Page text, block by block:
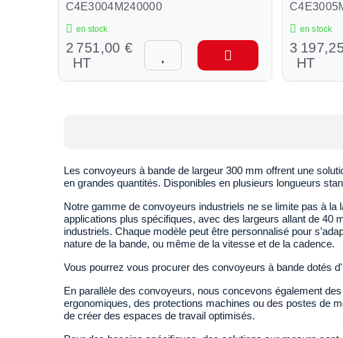
C4E3004M240000
en stock
2 751,00 €
HT
en stock
3
HT
Les convoyeurs à bande de largeur 300 mm offrent une
en grandes quantités. Disponibles en plusieurs longueurs
Notre gamme de convoyeurs industriels ne se limite pas à
applications plus spécifiques, avec des largeurs allant de 40
industriels. Chaque modèle peut être personnalisé pour
nature de la bande, ou même de la vitesse et de la cadence.
Vous pourrez vous procurer des convoyeurs à bande dotés
En parallèle des convoyeurs, nous concevons également
ergonomiques, des protections machines ou des postes de
de créer des espaces de travail optimisés.